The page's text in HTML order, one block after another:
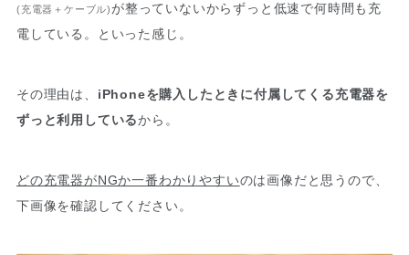
(充電器＋ケーブル)が整っていないからずっと低速で何時間も充
電している。といった感じ。
その理由は、 iPhoneを購入したときに付属してくる充電器を
ずっと利用しているから。
どの充電器がNGか一番わかりやすいのは画像だと思うので、
下画像を確認してください。